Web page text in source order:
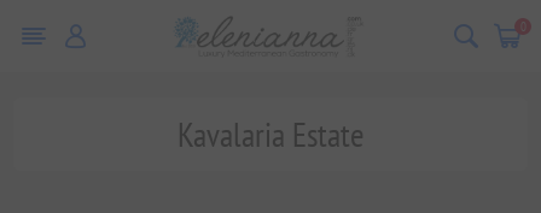
0
Kavalaria Estate